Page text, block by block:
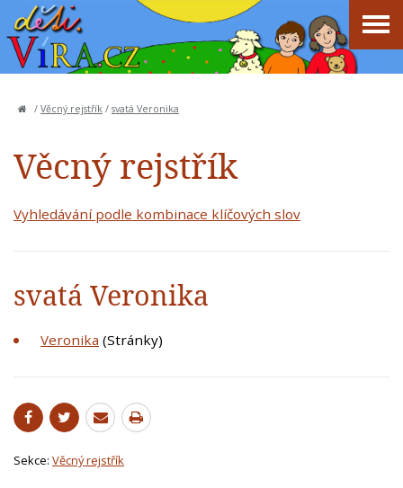
/ Věcný rejstřík / svatá Veronika
Věcný rejstřík
Vyhledávání podle kombinace klíčových slov
svatá Veronika
Veronika (Stránky)
Sekce: Věcný rejstřík